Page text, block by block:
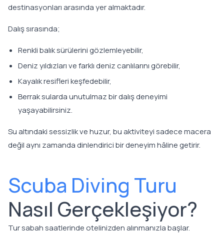
destinasyonları arasında yer almaktadır.
Dalış sırasında;
Renkli balık sürülerini gözlemleyebilir,
Deniz yıldızları ve farklı deniz canlılarını görebilir,
Kayalık resifleri keşfedebilir,
Berrak sularda unutulmaz bir dalış deneyimi
yaşayabilirsiniz.
Su altındaki sessizlik ve huzur, bu aktiviteyi sadece macera
değil aynı zamanda dinlendirici bir deneyim hâline getirir.
Scuba Diving Turu
Nasıl Gerçekleşiyor?
Tur sabah saatlerinde otelinizden alınmanızla başlar.